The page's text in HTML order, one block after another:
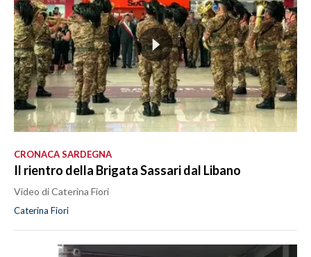
CRONACA SARDEGNA
Il rientro della Brigata Sassari dal Libano
Video di Caterina Fiori
Caterina Fiori